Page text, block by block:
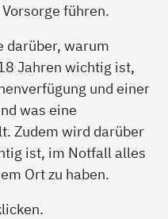
führen.
darüber, warum
Jahren wichtig ist,
und einer
was eine
Zudem wird darüber
ist, im Notfall alles
Ort zu haben.